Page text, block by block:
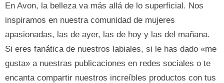
En Avon, la belleza va más allá de lo superficial. Nos
inspiramos en nuestra comunidad de mujeres
apasionadas, las de ayer, las de hoy y las del mañana.
Si eres fanática de nuestros labiales, si le has dado «me
gusta» a nuestras publicaciones en redes sociales o te
encanta compartir nuestros increíbles productos con tus